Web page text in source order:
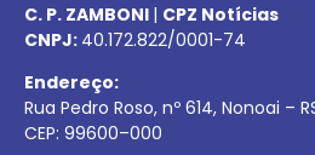
C. P. ZAMBONI | CPZ Notícias
CNPJ: 40.172.822/0001-74
Endereço:
Rua Pedro Roso, nº 614, Nonoai –
CEP: 99600–000